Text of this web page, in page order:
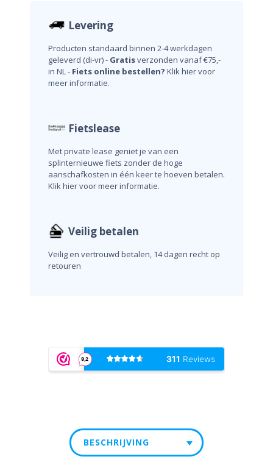
Levering
Producten standaard binnen 2-4 werkdagen
geleverd (di-vr) - Gratisverzonden vanaf €75,-
in NL - Fiets online bestellen? Klik hier voor
meer informatie.
Fietslease
Met private lease geniet je van een
splinternieuwe fiets zonder de hoge
aanschafkosten in één keer te hoeven betalen.
Klik hier voor meer informatie.
Veilig betalen
Veilig en vertrouwd betalen, 14 dagen recht op
retouren
BESCHRIJVING